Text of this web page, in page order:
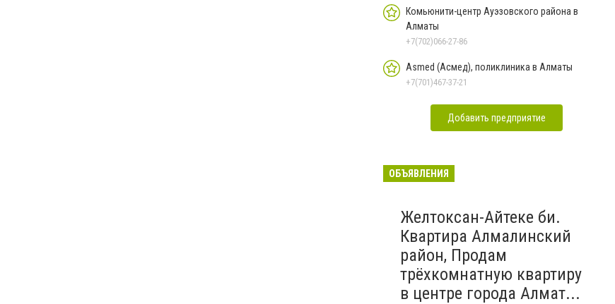
Комьюнити-центр Ауэзовского района в
Алматы
+7(702)066-27-86
Asmed (Асмед), поликлиника в Алматы
+7(701)467-37-21
Добавить предприятие
ОБЪЯВЛЕНИЯ
Желтоксан-Айтеке би.
Квартира Алмалинский
район, Продам
трёхкомнатную квартиру
в центре города Алмат...